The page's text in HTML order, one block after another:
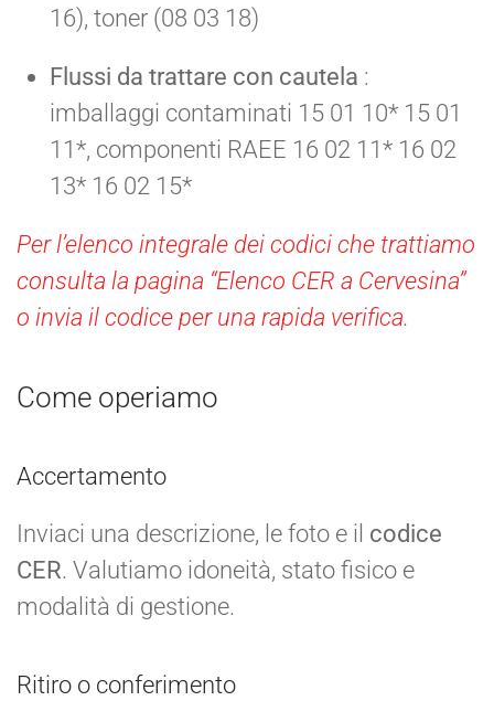
16), toner (08 03 18)
Flussi da trattare con cautela :
imballaggi contaminati 15 01 10* 15 01
11*, componenti RAEE 16 02 11* 16 02
13* 16 02 15*
Per l’elenco integrale dei codici che trattiamo
consulta la pagina “Elenco CER a Cervesina”
o invia il codice per una rapida verifica.
Come operiamo
Accertamento
Inviaci una descrizione, le foto e il codice
CER. Valutiamo idoneità, stato fisico e
modalità di gestione.
Ritiro o conferimento